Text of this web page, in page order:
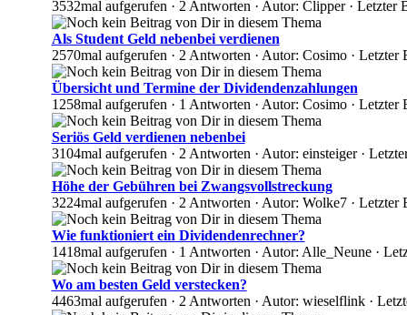
3532mal aufgerufen · 2 Antworten · Autor: Clipper ·
Als Student Geld nebenbei verdienen
2570mal aufgerufen · 2 Antworten · Autor: Cosimo ·
Übersicht und Termine der Dividendenzahlungen
1258mal aufgerufen · 1 Antworten · Autor: Cosimo ·
Seriös Geld verdienen nebenbei
3104mal aufgerufen · 2 Antworten · Autor: einsteiger ·
Höhe der Gebühren bei Zwangsvollstreckung
3224mal aufgerufen · 2 Antworten · Autor: Wolke7 ·
Wie funktioniert ein Dividendenrechner?
1418mal aufgerufen · 1 Antworten · Autor: Alle_Neune ·
Wo am besten Geld verstecken?
4463mal aufgerufen · 2 Antworten · Autor: wieselflink ·